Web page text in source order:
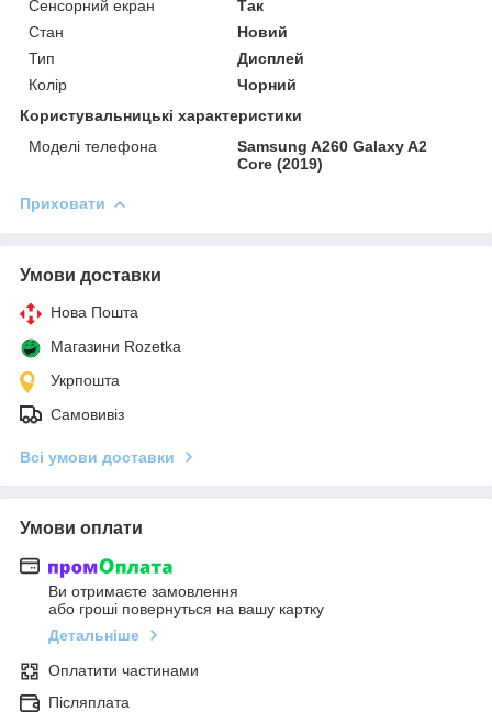
Сенсорний екран
Так
Стан
Новий
Тип
Дисплей
Колір
Чорний
Користувальницькі характеристики
Моделі телефона
Samsung A260 Galaxy A2
Core (2019)
Приховати
Умови доставки
Нова Пошта
Магазини Rozetka
Укрпошта
Самовивіз
Всі умови доставки
Умови оплати
Ви отримаєте замовлення
або гроші повернуться на вашу картку
Детальніше
Оплатити частинами
Післяплата